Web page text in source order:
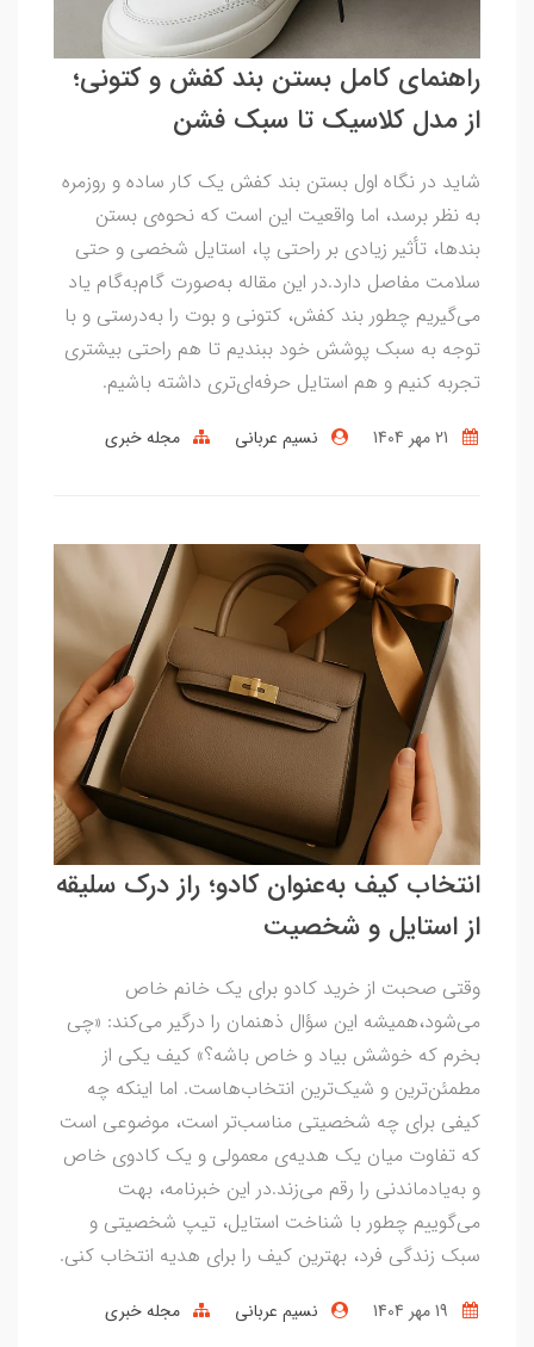
راهنمای کامل بستن بند کفش و کتونی؛
از مدل کلاسیک تا سبک فشن
شاید در نگاه اول بستن بند کفش یک کار ساده و روزمره
به نظر برسد، اما واقعیت این است که نحوه‌ی بستن
بندها، تأثیر زیادی بر راحتی پا، استایل شخصی و حتی
سلامت مفاصل دارد.در این مقاله به‌صورت گام‌به‌گام یاد
می‌گیریم چطور بند کفش، کتونی و بوت را به‌درستی و با
توجه به سبک پوشش خود ببندیم تا هم راحتی بیشتری
تجربه کنیم و هم استایل حرفه‌ای‌تری داشته باشیم.
نسیم عربانی مجله خبری
انتخاب کیف به‌عنوان کادو؛ راز درک سلیقه
از استایل و شخصیت
وقتی صحبت از خرید کادو برای یک خانم خاص
می‌شود،همیشه این سؤال ذهنمان را درگیر می‌کند: «چی
بخرم که خوشش بیاد و خاص باشه؟» کیف یکی از
مطمئن‌ترین و شیک‌ترین انتخاب‌هاست. اما اینکه چه
کیفی برای چه شخصیتی مناسب‌تر است، موضوعی است
که تفاوت میان یک هدیه‌ی معمولی و یک کادوی خاص
و به‌یادماندنی را رقم می‌زند.در این خبرنامه، بهت
می‌گوییم چطور با شناخت استایل، تیپ شخصیتی و
سبک زندگی فرد، بهترین کیف را برای هدیه انتخاب کنی.
نسیم عربانی مجله خبری